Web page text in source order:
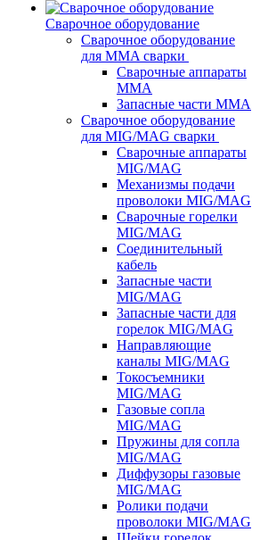
Сварочное оборудование
Сварочное оборудование
для MMA сварки
Сварочные аппараты
MMA
Запасные части MMA
Сварочное оборудование
для MIG/MAG сварки
Сварочные аппараты
MIG/MAG
Механизмы подачи
проволоки MIG/MAG
Сварочные горелки
MIG/MAG
Соединительный
кабель
Запасные части
MIG/MAG
Запасные части для
горелок MIG/MAG
Направляющие
каналы MIG/MAG
Токосъемники
MIG/MAG
Газовые сопла
MIG/MAG
Пружины для сопла
MIG/MAG
Диффузоры газовые
MIG/MAG
Ролики подачи
проволоки MIG/MAG